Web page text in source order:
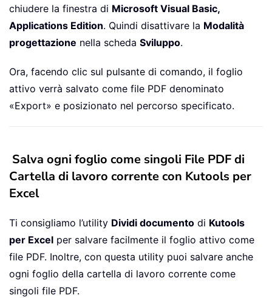
chiudere la finestra di Microsoft Visual Basic,
Applications Edition. Quindi disattivare la Modalità
progettazione nella scheda Sviluppo.
Ora, facendo clic sul pulsante di comando, il foglio
attivo verrà salvato come file PDF denominato
«Export» e posizionato nel percorso specificato.
Salva ogni foglio come singoli File PDF di
Cartella di lavoro corrente con Kutools per
Excel
Ti consigliamo l’utility Dividi documento di Kutools
per Excel per salvare facilmente il foglio attivo come
file PDF. Inoltre, con questa utility puoi salvare anche
ogni foglio della cartella di lavoro corrente come
singoli file PDF.